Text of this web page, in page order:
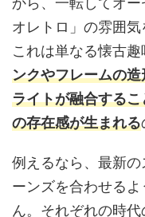
オレトロ」の雰囲気
これは単なる懐古趣
ンクやフレームの
ライトが融合する
の存在感が生まれる
例えるなら、最新
ーンズを合わせる
ん。それぞれの時